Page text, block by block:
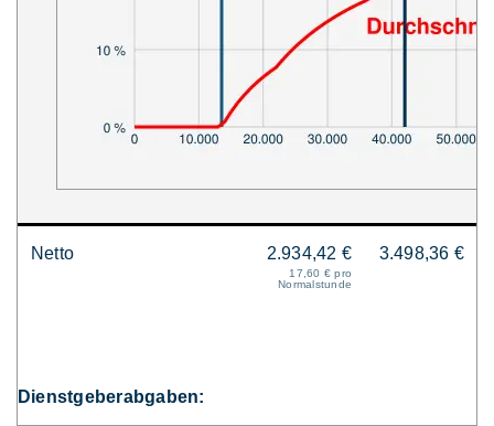
Netto 2.934,42 €
17,60 € pro
Normalstunde
3.498,36 €
Dienstgeberabgaben: